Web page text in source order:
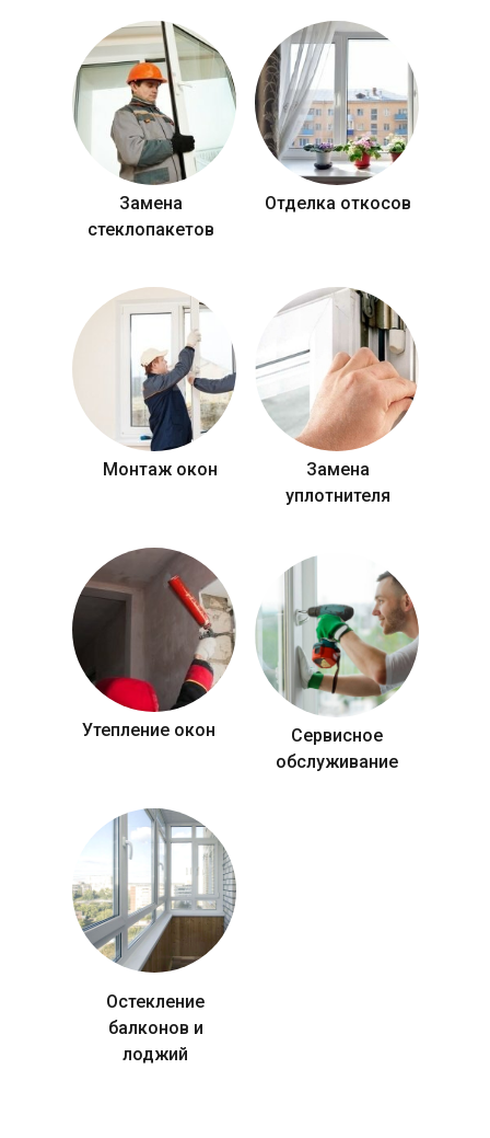
Замена
стеклопакетов
Отделка откосов
Монтаж окон
Замена
уплотнителя
Утепление окон
Сервисное
обслуживание
Остекление
балконов и
лоджий